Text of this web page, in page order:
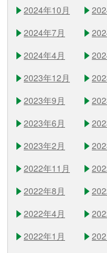
2024年10月
2024年7月
2024年4月
2023年12月
2023年9月
2023年6月
2023年2月
2022年11月
2022年8月
2022年4月
2022年1月